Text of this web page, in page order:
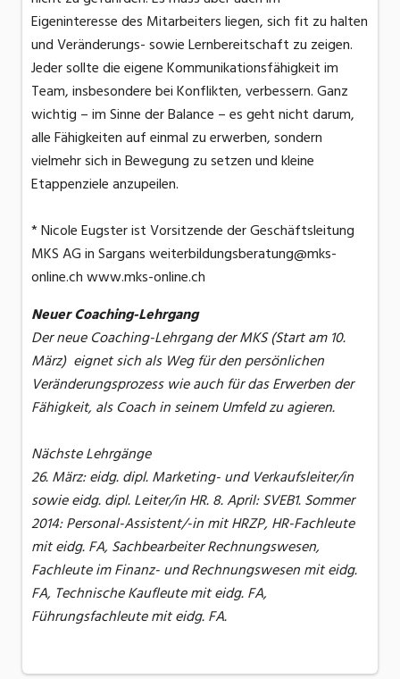
Eigeninteresse des Mitarbeiters liegen, sich fit zu halten
und Veränderungs- sowie Lernbereitschaft zu zeigen.
Jeder sollte die eigene Kommunikationsfähigkeit im
Team, insbesondere bei Konflikten, verbessern. Ganz
wichtig – im Sinne der Balance – es geht nicht darum,
alle Fähigkeiten auf einmal zu erwerben, sondern
vielmehr sich in Bewegung zu setzen und kleine
Etappenziele anzupeilen.
* Nicole Eugster ist Vorsitzende der Geschäftsleitung
MKS AG in Sargans weiterbildungsberatung@mks-
online.ch www.mks-online.ch
Neuer Coaching-Lehrgang
Der neue Coaching-Lehrgang der MKS (Start am 10.
März) eignet sich als Weg für den persönlichen
Veränderungsprozess wie auch für das Erwerben der
Fähigkeit, als Coach in seinem Umfeld zu agieren.
Nächste Lehrgänge
26. März: eidg. dipl. Marketing- und Verkaufsleiter/in
sowie eidg. dipl. Leiter/in HR. 8. April: SVEB1. Sommer
2014: Personal-Assistent/-in mit HRZP, HR-Fachleute
mit eidg. FA, Sachbearbeiter Rechnungswesen,
Fachleute im Finanz- und Rechnungswesen mit eidg.
FA, Technische Kaufleute mit eidg. FA,
Führungsfachleute mit eidg. FA.